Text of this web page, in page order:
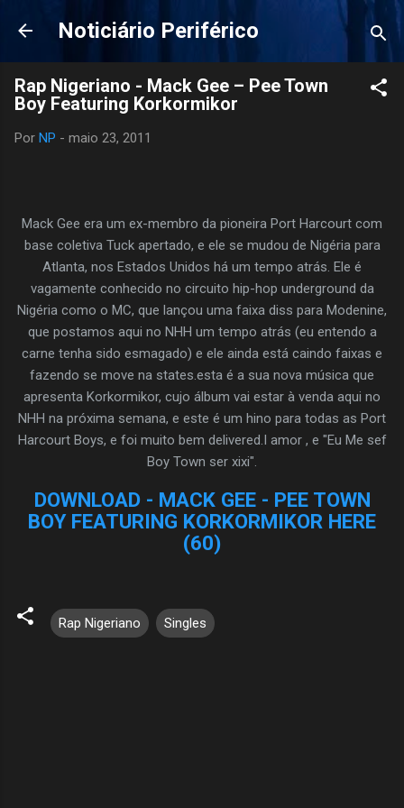
Pular para o conteúdo principal
Noticiário Periférico
Rap Nigeriano - Mack Gee – Pee Town
Boy Featuring Korkormikor
Por NP - maio 23, 2011
Mack Gee era um ex-membro da pioneira Port Harcourt com
base coletiva Tuck apertado, e ele se mudou de Nigéria para
Atlanta, nos Estados Unidos há um tempo atrás Ele é
vagamente conhecido no circuito hip-hop underground da
Nigéria como o MC, que lançou uma faixa diss para Modenine,
que postamos aqui no NHH um tempo atrás (eu entendo a
carne tenha sido esmagado) e ele ainda está caindo faixas e
fazendo se move na states.esta é a sua nova música que
apresenta Korkormikor, cujo álbum vai estar à venda aqui no
NHH na próxima semana, e este é um hino para todas as Port
Harcourt Boys, e foi muito bem delivered.I amor , e "Eu Me sef
Boy Town ser xixi"
DOWNLOAD - MACK GEE - PEE TOWN
BOY FEATURING KORKORMIKOR HERE
(60)
Rap Nigeriano Singles